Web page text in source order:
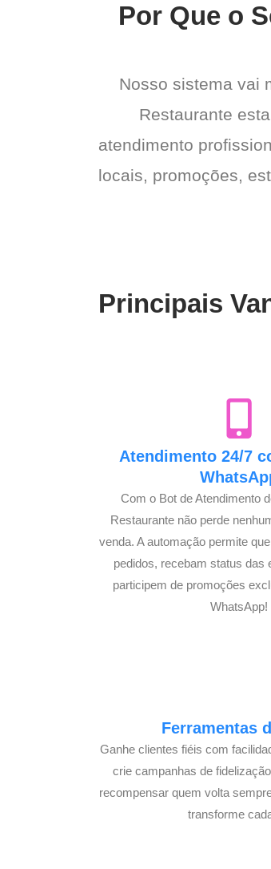
Por Que o
Nosso sistema vai
Restaurante
atendimento
locais, promoções,
Principais
Atendimento 24/7
Com o Bot de Atendimento
Restaurante não perde
venda. A automação permite
pedidos, recebam status das
participem de promoções
WhatsApp!
Ferramentas
Ganhe clientes fiéis com
crie campanhas de
recompensar quem volta
transforme